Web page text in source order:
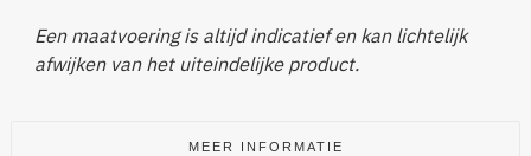
Een maatvoering is altijd indicatief en kan lichtelijk
afwijken van het uiteindelijke product.
MEER INFORMATIE